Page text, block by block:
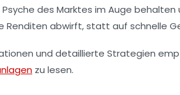
Psyche des Marktes im Auge
Renditen abwirft, statt auf schnelle
und detaillierte Strategien
zu lesen.